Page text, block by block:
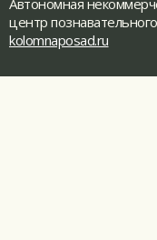
Автономная
центр
kolomnaposad.ru